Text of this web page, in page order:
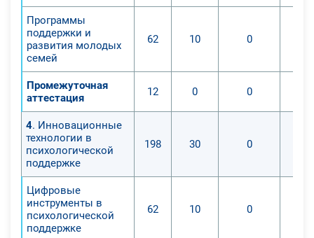
Программы
поддержки и
развития молодых
семей
62 10 0
Промежуточная
аттестация
12 0 0
4. Инновационные
технологии в
психологической
поддержке
198 30 0
Цифровые
инструменты в
психологической
поддержке
62 10 0